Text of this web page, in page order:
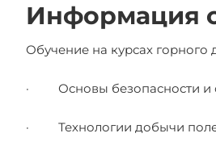
Информация
Обучение на курсах горного
· Основы безопасности и
· Технологии добычи